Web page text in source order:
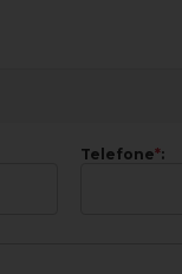
Telefone*: